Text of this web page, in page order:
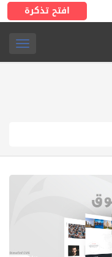
افتح تذكرة